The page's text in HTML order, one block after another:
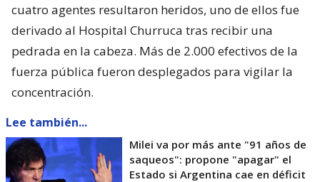
cuatro agentes resultaron heridos, uno de ellos fue
derivado al Hospital Churruca tras recibir una
pedrada en la cabeza. Más de 2.000 efectivos de la
fuerza pública fueron desplegados para vigilar la
concentración.
Lee también...
Milei va por más ante "91 años de
saqueos": propone "apagar" el
Estado si Argentina cae en déficit